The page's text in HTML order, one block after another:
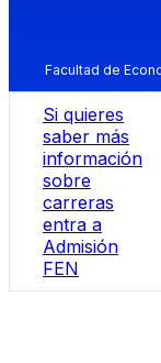
Facultad de
Si quieres
saber más
información
sobre
carreras
entra a
Admisión
FEN